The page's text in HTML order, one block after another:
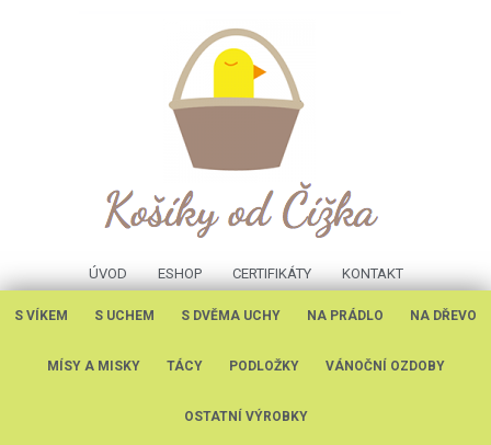
ÚVOD ESHOP CERTIFIKÁTY KONTAKT
S VÍKEM S UCHEM S DVĚMA UCHY NA PRÁDLO NA DŘEVO
MÍSY A MISKY TÁCY PODLOŽKY VÁNOČNÍ OZDOBY
OSTATNÍ VÝROBKY